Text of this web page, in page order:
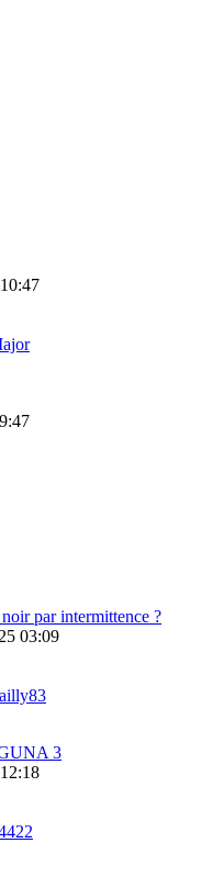
par intermittence ?
03:09
3